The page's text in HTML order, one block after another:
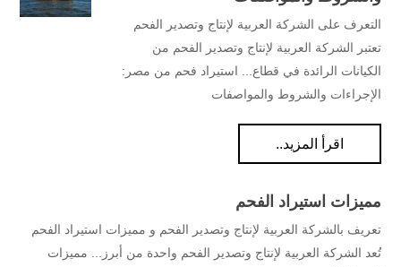
التعرف على الشركة العربية لإنتاج وتصدير الفحم
تعتبر الشركة العربية لإنتاج وتصدير الفحم من
الكيانات الرائدة في قطاع... استيراد فحم من مصر:
الإجراءات والشروط والمواصفات
اقرأ المزيد..
مميزات استيراد الفحم
تعريف بالشركة العربية لإنتاج وتصدير الفحم و مميزات استيراد الفحم
تُعد الشركة العربية لإنتاج وتصدير الفحم واحدة من أبرز... مميزات